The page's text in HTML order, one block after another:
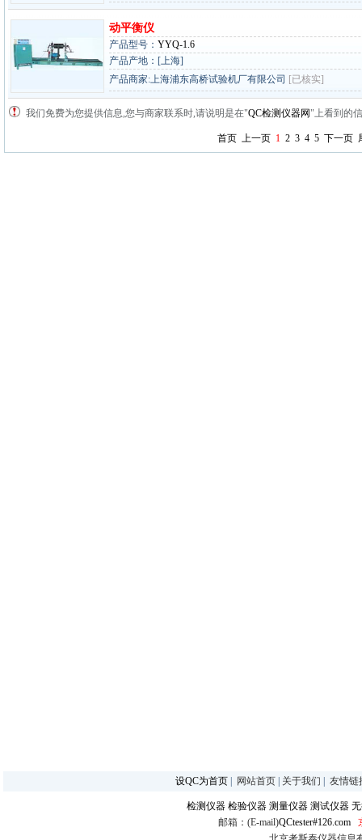
动平衡仪
产品型号： YYQ-1.6
产品产地：[上海]
产品商家:上海浦东高桥试验机厂有限公司 [已核实]
我们免费为您提供信息,您与商家联系时,请说明是在"QC检测仪器网"上看到的
首页 上一页1 2 3 4 5 下一页
设QC为首页 网站首页 关于我们 友情链
检测仪器 检验仪器 测量仪器 测试仪器
邮箱：(E-mail)QCtester#126.com